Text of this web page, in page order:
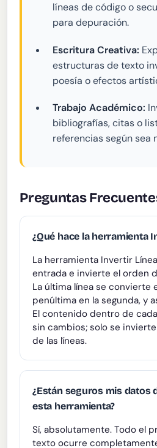
líneas de código o
para depuración.
Escritura Creativa:
estructuras de texto
poesía o efectos
Trabajo Académico:
bibliografías, citas o
referencias según sea
Preguntas
¿Qué hace la herramienta
La herramienta Invertir
entrada e invierte el orden
La última línea se convierte
penúltima en la segunda, y
El contenido dentro de
sin cambios; solo se
de las líneas.
¿Están seguros mis datos
esta herramienta?
Sí, absolutamente. Todo el
texto ocurre